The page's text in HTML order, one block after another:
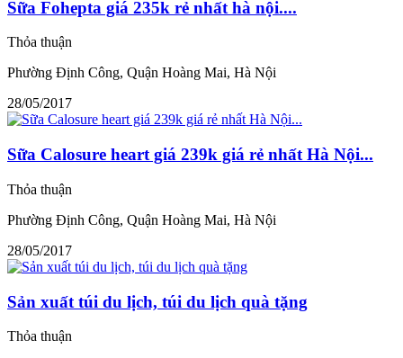
Sữa Fohepta giá 235k rẻ nhất hà nội....
Thỏa thuận
Phường Định Công, Quận Hoàng Mai, Hà Nội
28/05/2017
Sữa Calosure heart giá 239k giá rẻ nhất Hà Nội...
Thỏa thuận
Phường Định Công, Quận Hoàng Mai, Hà Nội
28/05/2017
Sản xuất túi du lịch, túi du lịch quà tặng
Thỏa thuận